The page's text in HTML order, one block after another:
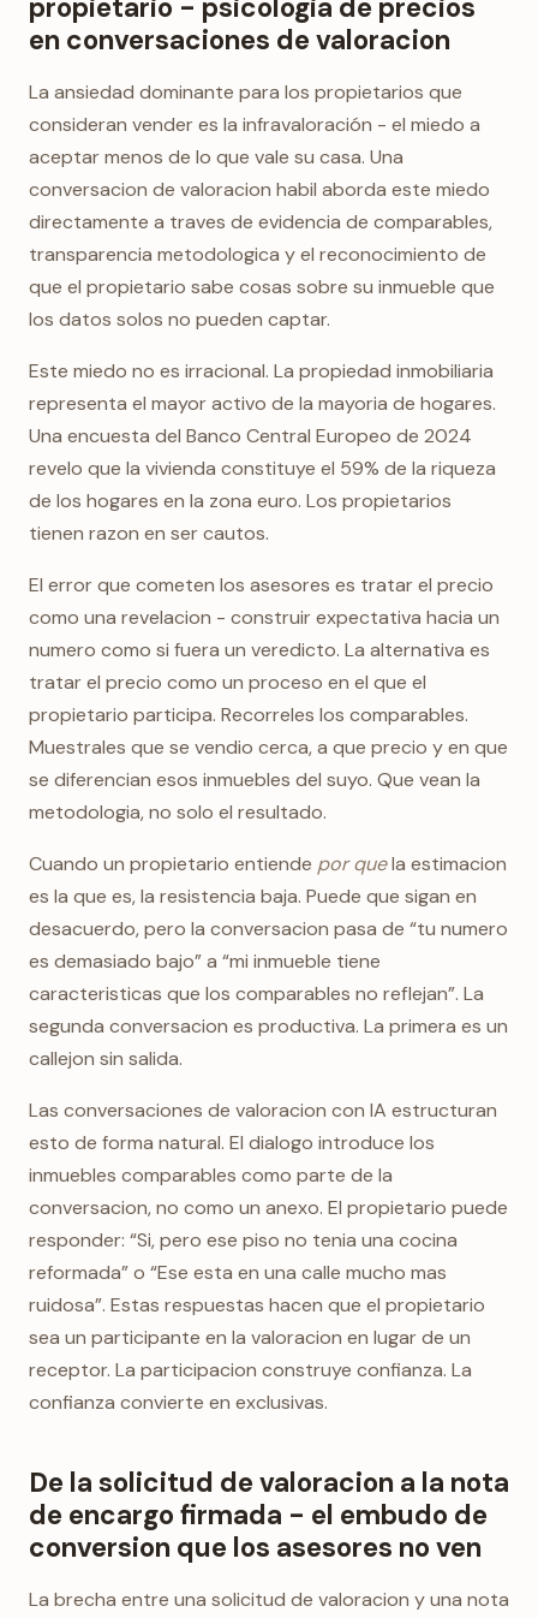
propietario - psicologia de precios
en conversaciones de valoracion
La ansiedad dominante para los propietarios que
consideran vender es la infravaloración - el miedo a
aceptar menos de lo que vale su casa. Una
conversacion de valoracion habil aborda este miedo
directamente a traves de evidencia de comparables,
transparencia metodologica y el reconocimiento de
que el propietario sabe cosas sobre su inmueble que
los datos solos no pueden captar.
Este miedo no es irracional. La propiedad inmobiliaria
representa el mayor activo de la mayoria de hogares.
Una encuesta del Banco Central Europeo de 2024
revelo que la vivienda constituye el 59% de la riqueza
de los hogares en la zona euro. Los propietarios
tienen razon en ser cautos.
El error que cometen los asesores es tratar el precio
como una revelacion - construir expectativa hacia un
numero como si fuera un veredicto. La alternativa es
tratar el precio como un proceso en el que el
propietario participa. Recorreles los comparables.
Muestrales que se vendio cerca, a que precio y en que
se diferencian esos inmuebles del suyo. Que vean la
metodologia, no solo el resultado.
Cuando un propietario entiende por quela estimacion
es la que es, la resistencia baja. Puede que sigan en
desacuerdo, pero la conversacion pasa de “tu numero
es demasiado bajo” a “mi inmueble tiene
caracteristicas que los comparables no reflejan”. La
segunda conversacion es productiva. La primera es un
callejon sin salida.
Las conversaciones de valoracion con IA estructuran
esto de forma natural. El dialogo introduce los
inmuebles comparables como parte de la
conversacion, no como un anexo. El propietario puede
responder: “Si, pero ese piso no tenia una cocina
reformada” o “Ese esta en una calle mucho mas
ruidosa”. Estas respuestas hacen que el propietario
sea un participante en la valoracion en lugar de un
receptor. La participacion construye confianza. La
confianza convierte en exclusivas.
De la solicitud de valoracion a la nota
de encargo firmada - el embudo de
conversion que los asesores no ven
La brecha entre una solicitud de valoracion y una nota